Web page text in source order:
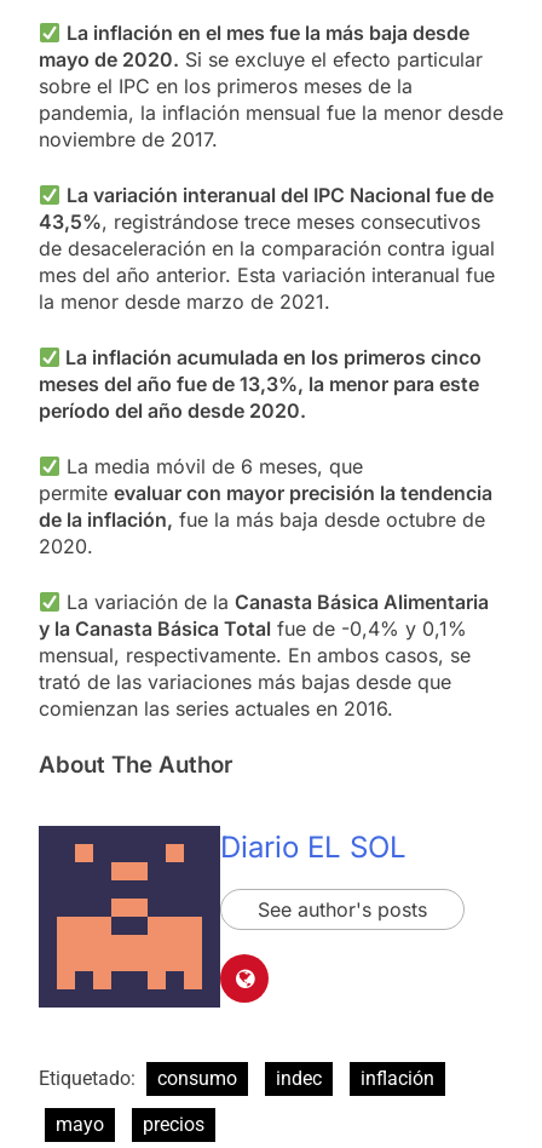
La inflación en el mes fue la más baja desde
mayo de 2020. Si se excluye el efecto particular
sobre el IPC en los primeros meses de la
pandemia, la inflación mensual fue la menor desde
noviembre de 2017.
La variación interanual del IPC Nacional fue de
43,5%, registrándose trece meses consecutivos
de desaceleración en la comparación contra igual
mes del año anterior. Esta variación interanual fue
la menor desde marzo de 2021.
La inflación acumulada en los primeros cinco
meses del año fue de 13,3%, la menor para este
período del año desde 2020.
La media móvil de 6 meses, que
permite evaluar con mayor precisión la tendencia
de la inflación, fue la más baja desde octubre de
2020.
La variación de laCanasta Básica Alimentaria
y la Canasta Básica Total fue de -0,4% y 0,1%
mensual, respectivamente. En ambos casos, se
trató de las variaciones más bajas desde que
comienzan las series actuales en 2016.
About The Author
Diario EL SOL
See author's posts
Etiquetado: consumo indec
inflación
mayo
precios